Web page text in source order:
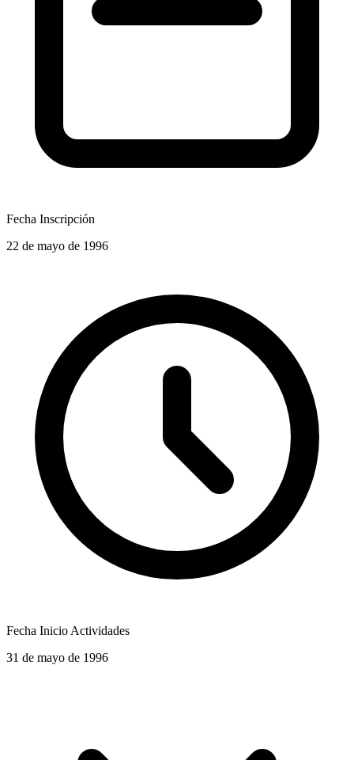
Fecha Inscripción
22 de mayo de 1996
Fecha Inicio Actividades
31 de mayo de 1996